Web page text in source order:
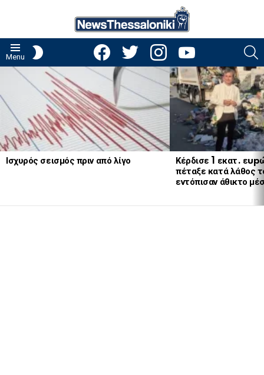
Menu
facebooktwitter instagramyoutube
LATEST
STORIES
Ισχυρός σεισμός πριν από λίγο
Κέρδισε 1 εκατ.
πέταξε κατά λάθος
εντόπισαν άθικτο